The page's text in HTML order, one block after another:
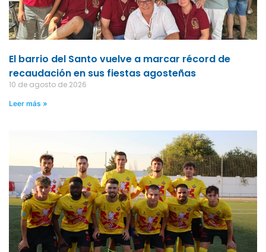
El barrio del Santo vuelve a marcar récord de
recaudación en sus fiestas agosteñas
10 de agosto de 2026
Leer más »